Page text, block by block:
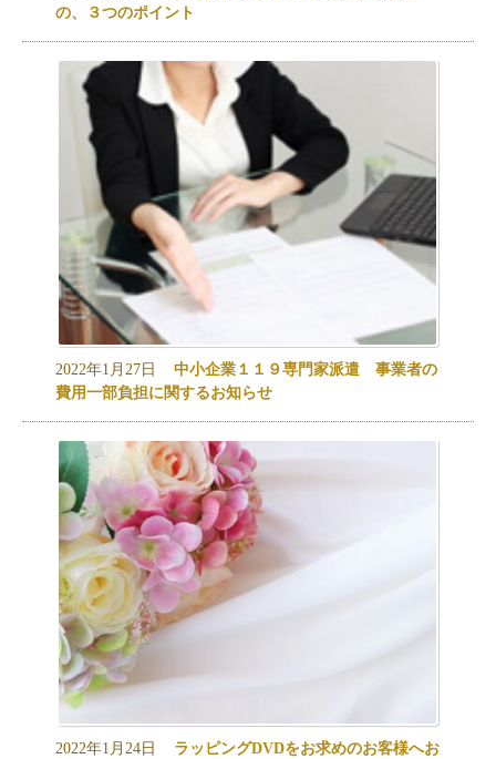
の、３つのポイント
2022年1月27日 中小企業１１９専門家派遣 事業者の
費用一部負担に関するお知らせ
2022年1月24日 ラッピングDVDをお求めのお客様へお